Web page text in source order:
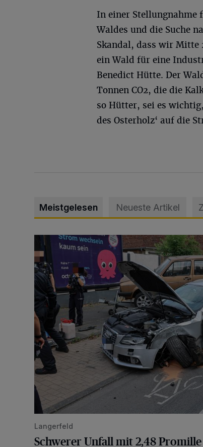
In einer Stellungnahme
Waldes und die Suche
Skandal, dass wir Mitte
ein Wald für eine
Benedict Hütte. Der
Tonnen CO2, die die
so Hütter, sei es
des Osterholz‘ auf die
Meistgelesen Neueste Artikel
Schwerer Unfall mit 2,48 Promille
Langerfeld
Schwerer Unfall mit 2,48 Promille